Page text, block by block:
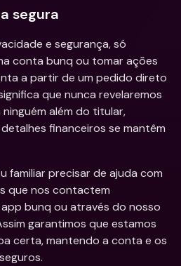
segura
e segurança, só
conta bunq ou tomar ações
a partir de um pedido direto
que nunca revelaremos
além do titular,
financeiros se mantêm
familiar precisar de ajuda com
que nos contactem
garantimos que estamos
certa, mantendo a conta e os